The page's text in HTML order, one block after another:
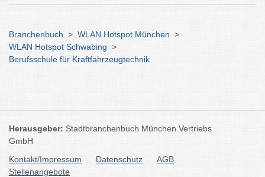
Branchenbuch > WLAN Hotspot München >
WLAN Hotspot Schwabing >
Berufsschule für Kraftfahrzeugtechnik
Herausgeber: Stadtbranchenbuch München Vertriebs
GmbH
Kontakt/Impressum
Datenschutz
AGB
Stellenangebote